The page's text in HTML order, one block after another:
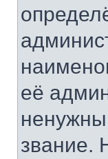
её
звание.